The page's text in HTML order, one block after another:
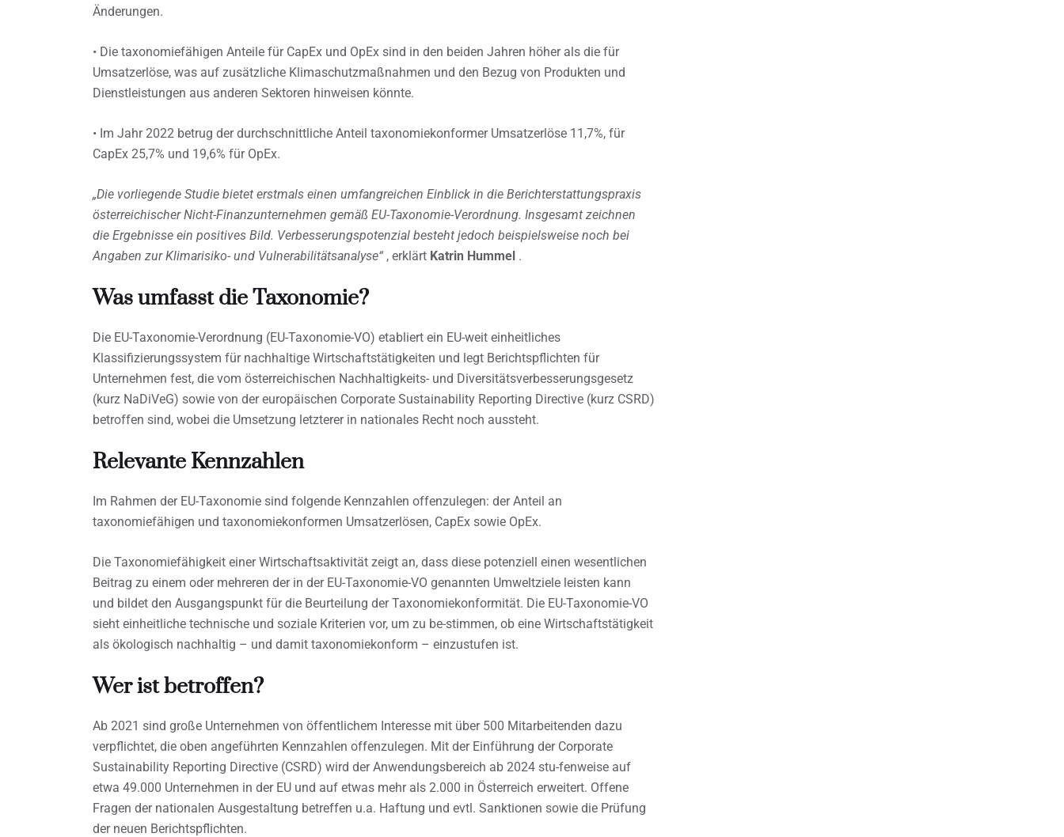
Änderungen.
• Die taxonomiefähigen Anteile für CapEx und OpEx sind in den beiden Jahren höher als die für
Umsatzerlöse, was auf zusätzliche Klimaschutzmaßnahmen und den Bezug von Produkten und
Dienstleistungen aus anderen Sektoren hinweisen könnte.
• Im Jahr 2022 betrug der durchschnittliche Anteil taxonomiekonformer Umsatzerlöse 11,7%, für
CapEx 25,7% und 19,6% für OpEx.
„Die vorliegende Studie bietet erstmals einen umfangreichen Einblick in die Berichterstattungspraxis
österreichischer Nicht-Finanzunternehmen gemäß EU-Taxonomie-Verordnung. Insgesamt zeichnen
die Ergebnisse ein positives Bild. Verbesserungspotenzial besteht jedoch beispielsweise noch bei
Angaben zur Klimarisiko- und Vulnerabilitätsanalyse“, erklärt Katrin Hummel .
Was umfasst die Taxonomie?
Die EU-Taxonomie-Verordnung (EU-Taxonomie-VO) etabliert ein EU-weit einheitliches
Klassifizierungssystem für nachhaltige Wirtschaftstätigkeiten und legt Berichtspflichten für
Unternehmen fest, die vom österreichischen Nachhaltigkeits- und Diversitätsverbesserungsgesetz
(kurz NaDiVeG) sowie von der europäischen Corporate Sustainability Reporting Directive (kurz CSRD)
betroffen sind, wobei die Umsetzung letzterer in nationales Recht noch aussteht.
Relevante Kennzahlen
Im Rahmen der EU-Taxonomie sind folgende Kennzahlen offenzulegen: der Anteil an
taxonomiefähigen und taxonomiekonformen Umsatzerlösen, CapEx sowie OpEx.
Die Taxonomiefähigkeit einer Wirtschaftsaktivität zeigt an, dass diese potenziell einen wesentlichen
Beitrag zu einem oder mehreren der in der EU-Taxonomie-VO genannten Umweltziele leisten kann
und bildet den Ausgangspunkt für die Beurteilung der Taxonomiekonformität. Die EU-Taxonomie-VO
sieht einheitliche technische und soziale Kriterien vor, um zu be-stimmen, ob eine Wirtschaftstätigkeit
als ökologisch nachhaltig – und damit taxonomiekonform – einzustufen ist.
Wer ist betroffen?
Ab 2021 sind große Unternehmen von öffentlichem Interesse mit über 500 Mitarbeitenden dazu
verpflichtet, die oben angeführten Kennzahlen offenzulegen. Mit der Einführung der Corporate
Sustainability Reporting Directive (CSRD) wird der Anwendungsbereich ab 2024 stu-fenweise auf
etwa 49.000 Unternehmen in der EU und auf etwas mehr als 2.000 in Österreich erweitert. Offene
Fragen der nationalen Ausgestaltung betreffen u.a. Haftung und evtl. Sanktionen sowie die Prüfung
der neuen Berichtspflichten.